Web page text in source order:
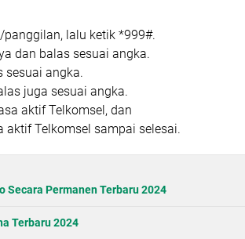
lalu ketik *999#.
dan balas sesuai angka.
sesuai angka.
juga sesuai angka.
aktif Telkomsel, dan
Telkomsel sampai selesai.
Secara Permanen Terbaru 2024
Terbaru 2024